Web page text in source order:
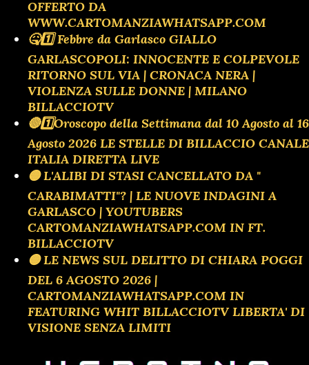
OFFERTO DA
WWW.CARTOMANZIAWHATSAPP.COM
🤒1️⃣ Febbre da Garlasco GIALLO
GARLASCOPOLI: INNOCENTE E COLPEVOLE
RITORNO SUL VIA | CRONACA NERA |
VIOLENZA SULLE DONNE | MILANO
BILLACCIOTV
🔴1️⃣Oroscopo della Settimana dal 10 Agosto al 16
Agosto 2026 LE STELLE DI BILLACCIO CANALE
ITALIA DIRETTA LIVE
🟡 L'ALIBI DI STASI CANCELLATO DA "
CARABIMATTI"? | LE NUOVE INDAGINI A
GARLASCO | YOUTUBERS
CARTOMANZIAWHATSAPP.COM IN FT.
BILLACCIOTV
🟡 LE NEWS SUL DELITTO DI CHIARA POGGI
DEL 6 AGOSTO 2026 |
CARTOMANZIAWHATSAPP.COM IN
FEATURING WHIT BILLACCIOTV LIBERTA' DI
VISIONE SENZA LIMITI